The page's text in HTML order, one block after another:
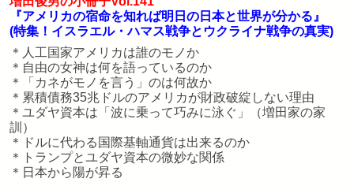
『アメリカの宿命を知れば明日の日本と世界が分かる』
(特集！イスラエル・ハマス戦争とウクライナ戦争の真実)
＊人工国家アメリカは誰のモノか
＊自由の女神は何を語っているのか
＊「カネがモノを言う」のは何故か
＊累積債務35兆ドルのアメリカが財政破綻しない理由
＊ユダヤ資本は「波に乗って巧みに泳ぐ」（増田家の家
訓）
＊ドルに代わる国際基軸通貨は出来るのか
＊トランプとユダヤ資本の微妙な関係
＊日本から陽が昇る